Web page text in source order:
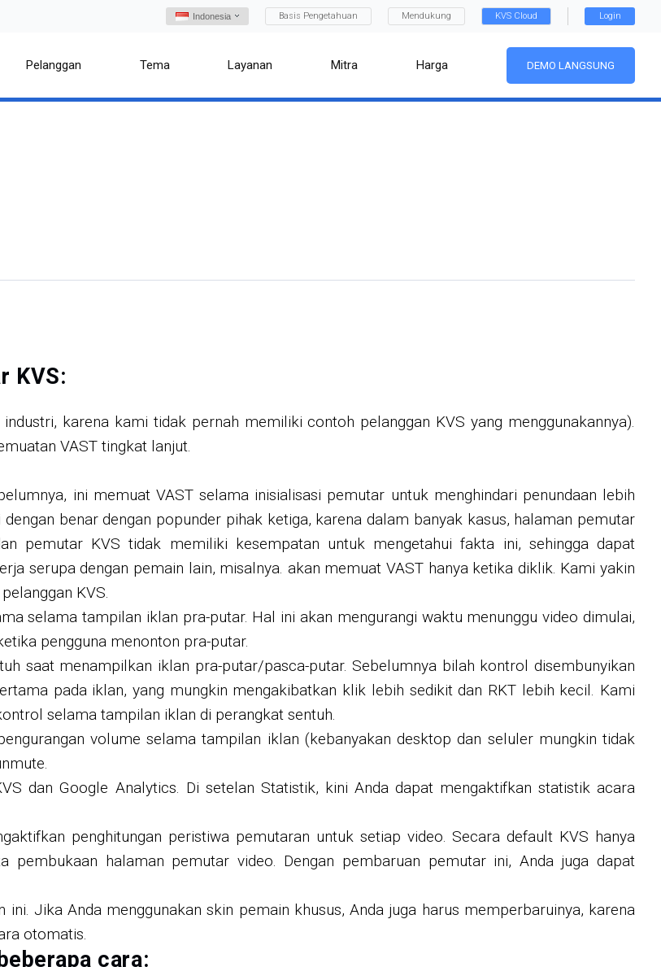
Indonesia Basis Pengetahuan Mendukung KVS Cloud Login
Pelanggan Tema Layanan Mitra Harga DEMO LANGSUNG
KVS:
karena kami tidak pernah memiliki contoh pelanggan KVS yang menggunakannya).
VAST tingkat lanjut.
ini memuat VAST selama inisialisasi pemutar untuk menghindari penundaan lebih
benar dengan popunder pihak ketiga, karena dalam banyak kasus, halaman pemutar
pemutar KVS tidak memiliki kesempatan untuk mengetahui fakta ini, sehingga dapat
serupa dengan pemain lain, misalnya. akan memuat VAST hanya ketika diklik. Kami yakin
KVS.
selama tampilan iklan pra-putar. Hal ini akan mengurangi waktu menunggu video dimulai,
pengguna menonton pra-putar.
saat menampilkan iklan pra-putar/pasca-putar. Sebelumnya bilah kontrol disembunyikan
pada iklan, yang mungkin mengakibatkan klik lebih sedikit dan RKT lebih kecil. Kami
selama tampilan iklan di perangkat sentuh.
volume selama tampilan iklan (kebanyakan desktop dan seluler mungkin tidak
dan Google Analytics. Di setelan Statistik, kini Anda dapat mengaktifkan statistik acara
penghitungan peristiwa pemutaran untuk setiap video. Secara default KVS hanya
pembukaan halaman pemutar video. Dengan pembaruan pemutar ini, Anda juga dapat
Jika Anda menggunakan skin pemain khusus, Anda juga harus memperbaruinya, karena
otomatis.
cara: